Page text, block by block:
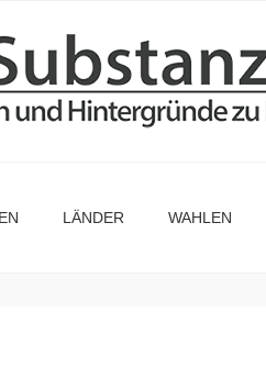
LÄNDER WAHLEN